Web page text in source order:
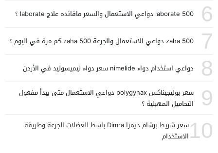
6 laborate 500 دواعي الاستعمال والسعر مافائده علاج laborate ؟
7 zaha 500 دواعي الاستعمال والجرعة zaha 500 كم مرة في اليوم ؟
8 دواعي استخدام دواء nimelide سعر دواء نيميسوليد في الأردن
9
سعر بوليجيناكس polygynax دواعي الاستعمال متى يبدأ مفعول
التحاميل المهبلية ؟
10
سعر شريط برشام ديمرا Dimra باسط للعضلات الجرعة وطريقة
الاستخدام